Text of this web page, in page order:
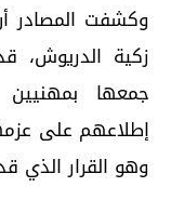
وكشفت المصادر
زكية الدريوش،
جمعها
إطلاعهم على
وهو القرار الذي